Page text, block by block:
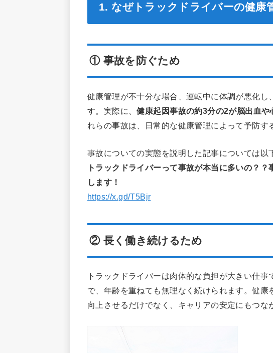
1. なぜトラックドライバーの健康
① 事故を防ぐため
健康管理が不十分な場合、運転中に体調が悪化し
す。実際に、健康起因事故の約3分の2が脳出血や
れらの事故は、日常的な健康管理によって予防す
事故についての実態を説明した記事については以
トラックドライバーって事故が本当に多いの？
します！
https://x.gd/T5Bjr
② 長く働き続けるため
トラックドライバーは肉体的な負担が大きい仕
で、年齢を重ねても無理なく続けられます。健
向上させるだけでなく、キャリアの安定にもつな